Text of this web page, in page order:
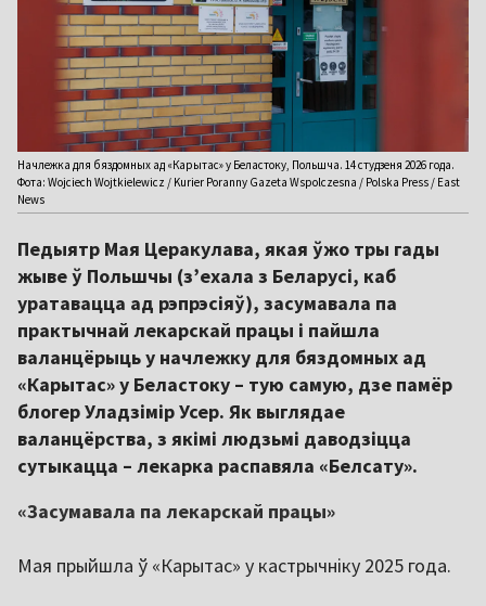
Начлежка для бяздомных ад «Карытас» у Беластоку, Польшча. 14 студзеня 2026 года.
Фота: Wojciech Wojtkielewicz / Kurier Poranny Gazeta Wspolczesna / Polska Press / East
News
Педыятр Мая Церакулава, якая ўжо тры гады
жыве ў Польшчы (з’ехала з Беларусі, каб
уратавацца ад рэпрэсіяў), засумавала па
практычнай лекарскай працы і пайшла
валанцёрыць у начлежку для бяздомных ад
«Карытас» у Беластоку – тую самую, дзе памёр
блогер Уладзімір Усер. Як выглядае
валанцёрства, з якімі людзьмі даводзіцца
сутыкацца – лекарка распавяла «Белсату».
«Засумавала па лекарскай працы»
Мая прыйшла ў «Карытас» у кастрычніку 2025 года.